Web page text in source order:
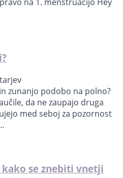
zunanjo podobo na polno?
da ne zaupajo druga
med seboj za pozornost
se znebiti vnetji